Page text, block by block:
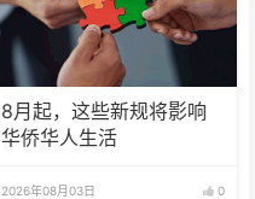
8月起，这些新规将影响
华侨华人生活
2026年08月03日 0